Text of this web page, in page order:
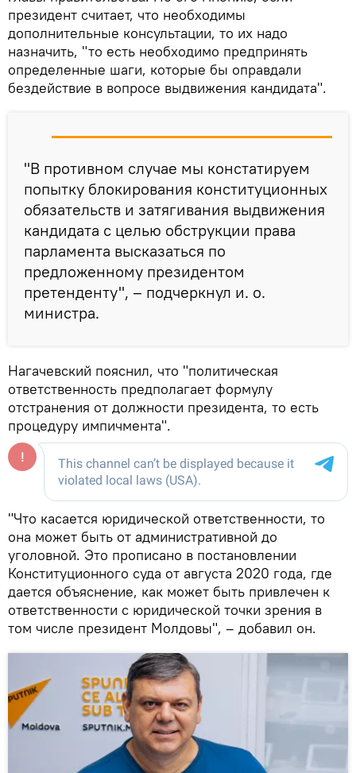
президент считает, что необходимы
дополнительные консультации, то их надо
назначить, "то есть необходимо предпринять
определенные шаги, которые бы оправдали
бездействие в вопросе выдвижения кандидата".
"В противном случае мы констатируем
попытку блокирования конституционных
обязательств и затягивания выдвижения
кандидата с целью обструкции права
парламента высказаться по
предложенному президентом
претенденту", – подчеркнул и. о.
министра.
Нагачевский пояснил, что "политическая
ответственность предполагает формулу
отстранения от должности президента, то есть
процедуру импичмента".
"Что касается юридической ответственности, то
она может быть от административной до
уголовной. Это прописано в постановлении
Конституционного суда от августа 2020 года, где
дается объяснение, как может быть привлечен к
ответственности с юридической точки зрения в
том числе президент Молдовы", – добавил он.